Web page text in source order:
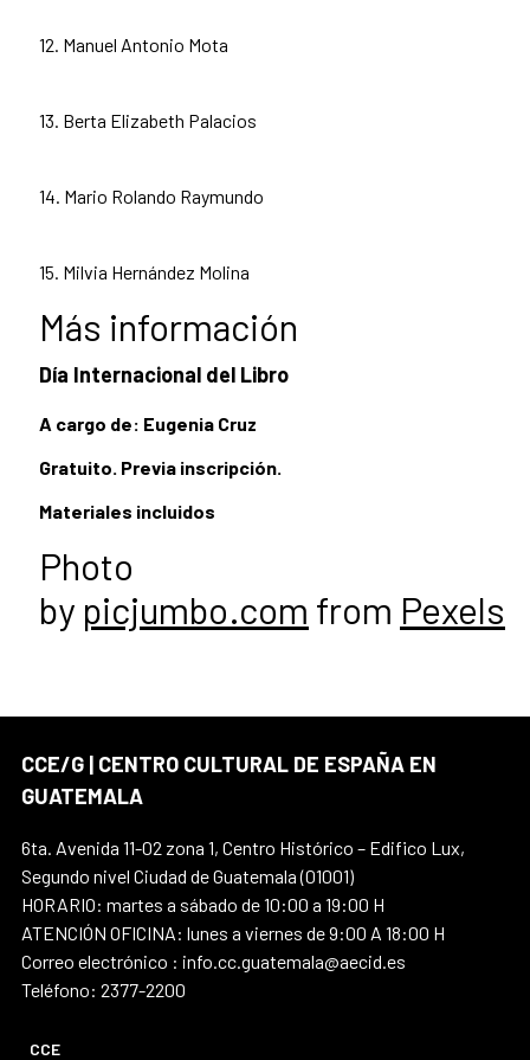
12. Manuel Antonio Mota
13. Berta Elizabeth Palacios
14. Mario Rolando Raymundo
15. Milvia Hernández Molina
Más información
Día Internacional del Libro
A cargo de: Eugenia Cruz
Gratuito. Previa inscripción.
Materiales incluidos
Photo
by picjumbo.com from Pexels
CCE/G | CENTRO CULTURAL DE ESPAÑA EN
GUATEMALA
6ta. Avenida 11-02 zona 1, Centro Histórico – Edifico Lux,
Segundo nivel Ciudad de Guatemala (01001)
HORARIO: martes a sábado de 10:00 a 19:00 H
ATENCIÓN OFICINA: lunes a viernes de 9:00 A 18:00 H
Correo electrónico : info.cc.guatemala@aecid.es
Teléfono: 2377-2200
CCE